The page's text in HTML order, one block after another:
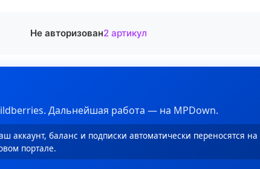
Не авторизован2 артикул
Дальнейшая работа — на MPDown.
аккаунт, баланс и подписки автоматически переносятся на
портале.